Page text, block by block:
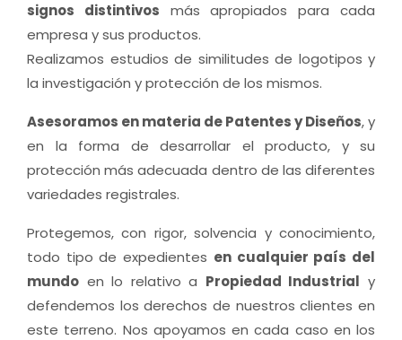
signos distintivos más apropiados para cada
empresa y sus productos.
Realizamos estudios de similitudes de logotipos y
la investigación y protección de los mismos.
Asesoramos en materia de Patentes y Diseños, y
en la forma de desarrollar el producto, y su
protección más adecuada dentro de las diferentes
variedades registrales.
Protegemos, con rigor, solvencia y conocimiento,
todo tipo de expedientes en cualquier país del
mundo en lo relativo a Propiedad Industrial y
defendemos los derechos de nuestros clientes en
este terreno. Nos apoyamos en cada caso en los